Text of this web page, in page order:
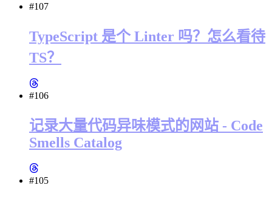
#107
TypeScript 是个 Linter 吗？怎么看待
TS？
#106
记录大量代码异味模式的网站 - Code
Smells Catalog
#105